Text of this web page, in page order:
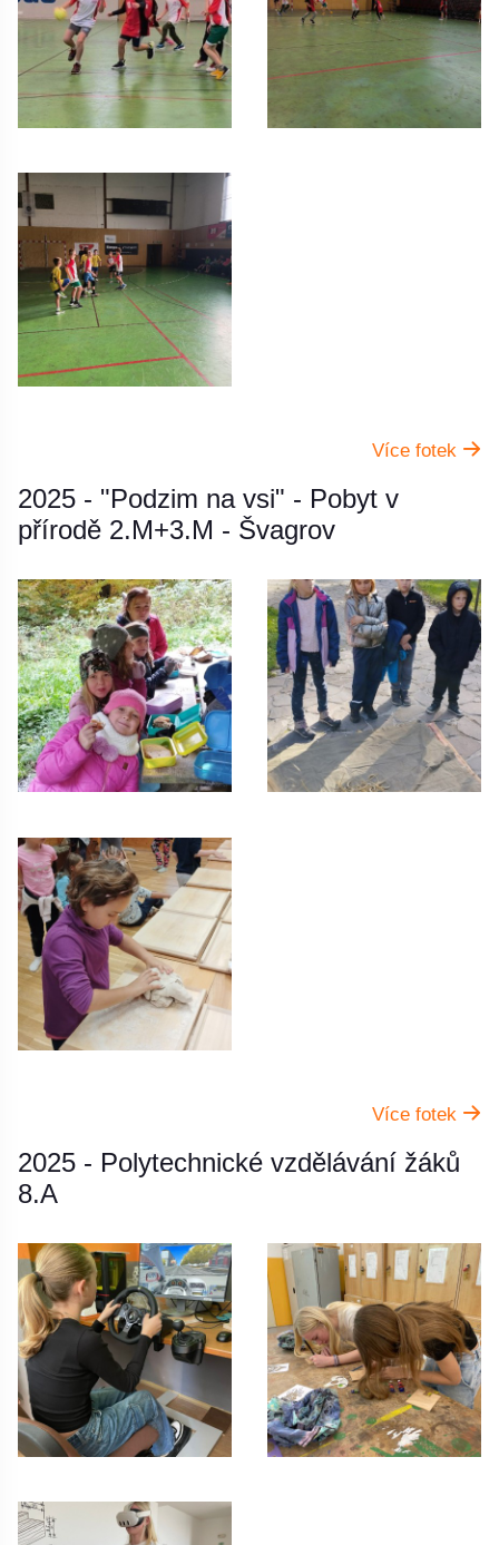
Více fotek
2025 - "Podzim na vsi" - Pobyt v
přírodě 2.M+3.M - Švagrov
Více fotek
2025 - Polytechnické vzdělávání žáků
8.A